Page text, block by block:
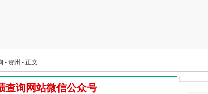
- 贺州 - 正文
查询网站微信公众号